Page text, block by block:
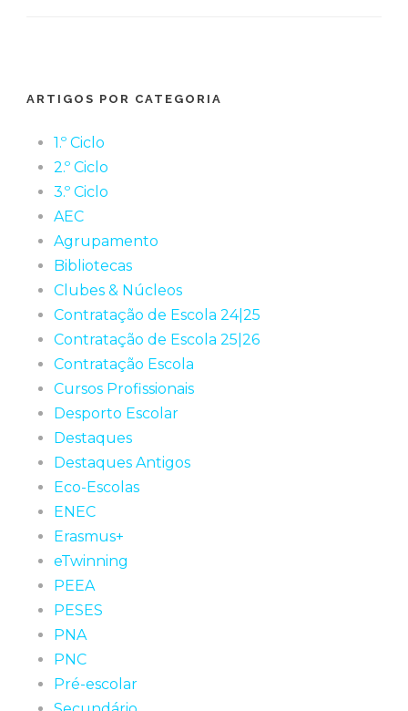
ARTIGOS POR CATEGORIA
1.º Ciclo
2.º Ciclo
3.º Ciclo
AEC
Agrupamento
Bibliotecas
Clubes & Núcleos
Contratação de Escola 24|25
Contratação de Escola 25|26
Contratação Escola
Cursos Profissionais
Desporto Escolar
Destaques
Destaques Antigos
Eco-Escolas
ENEC
Erasmus+
eTwinning
PEEA
PESES
PNA
PNC
Pré-escolar